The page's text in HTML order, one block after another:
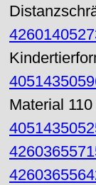
Material